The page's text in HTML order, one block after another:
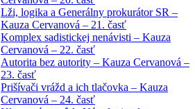
Lži, logika a Generálny prokurátor SR –
Kauza Cervanová – 21. časť
Komplex sadistickej nenávisti – Kauza
Cervanová – 22. časť
Autorita bez autority – Kauza Cervanová –
23. časť
Prišívači vrážd a ich tlačovka – Kauza
Cervanová – 24. časť